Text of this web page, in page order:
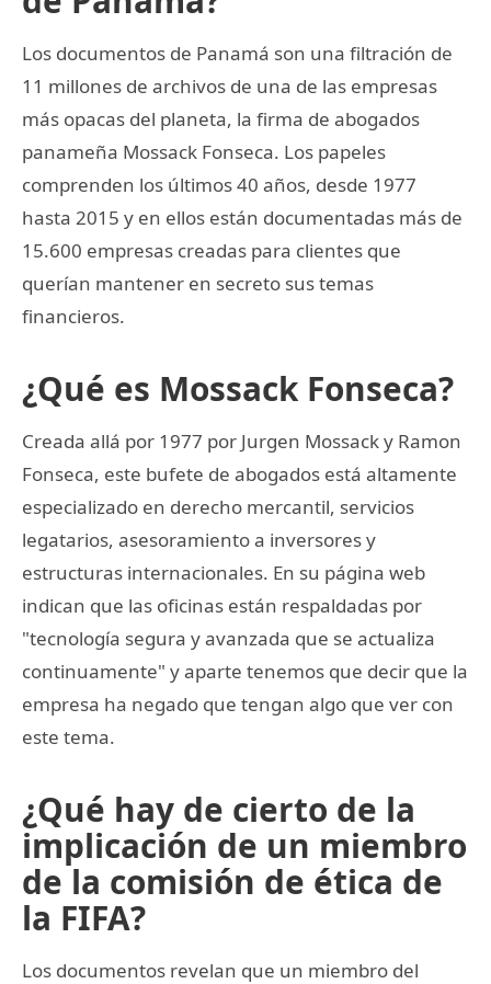
Los documentos de Panamá son una filtración de
11 millones de archivos de una de las empresas
más opacas del planeta, la firma de abogados
panameña Mossack Fonseca. Los papeles
comprenden los últimos 40 años, desde 1977
hasta 2015 y en ellos están documentadas más de
15.600 empresas creadas para clientes que
querían mantener en secreto sus temas
financieros.
¿Qué es Mossack Fonseca?
Creada allá por 1977 por Jurgen Mossack y Ramon
Fonseca, este bufete de abogados está altamente
especializado en derecho mercantil, servicios
legatarios, asesoramiento a inversores y
estructuras internacionales. En su página web
indican que las oficinas están respaldadas por
"tecnología segura y avanzada que se actualiza
continuamente" y aparte tenemos que decir que la
empresa ha negado que tengan algo que ver con
este tema.
¿Qué hay de cierto de la
implicación de un miembro
de la comisión de ética de
la FIFA?
Los documentos revelan que un miembro del